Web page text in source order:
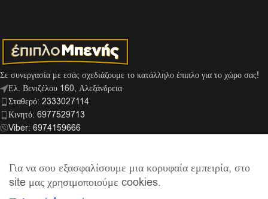
Σε συνεργασία με εσάς σχεδιάζουμε το κατάλληλο έπιπλο για το χώρο σας!
Ελ. Βενιζέλου 160, Αλεξάνδρεια
Σταθερό: 2333027114
Κινητό: 6977529713
Viber: 6974159666
ΣΎΝΔΕΣΜΟΙ
Για να σου εξασφαλίσουμε μια κορυφαία εμπειρία, στο
site μας χρησιμοποιούμε cookies.